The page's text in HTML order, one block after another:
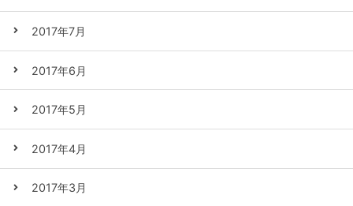
2017年7月
2017年6月
2017年5月
2017年4月
2017年3月